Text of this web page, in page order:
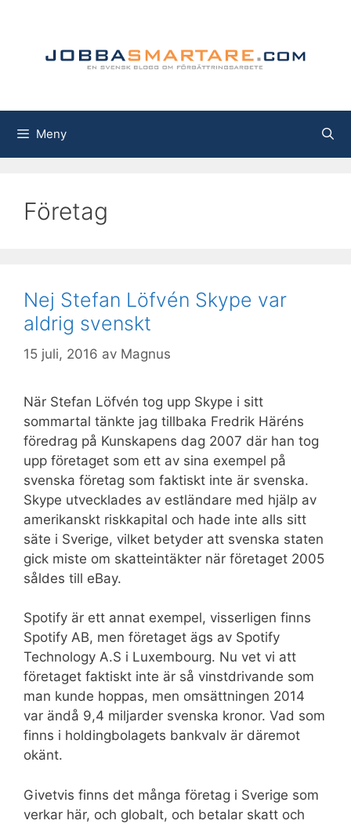
Meny
Företag
Nej Stefan Löfvén Skype var
aldrig svenskt
15 juli, 2016 av Magnus
När Stefan Löfvén tog upp Skype i sitt
sommartal tänkte jag tillbaka Fredrik Häréns
föredrag på Kunskapens dag 2007 där han tog
upp företaget som ett av sina exempel på
svenska företag som faktiskt inte är svenska.
Skype utvecklades av estländare med hjälp av
amerikanskt riskkapital och hade inte alls sitt
säte i Sverige, vilket betyder att svenska staten
gick miste om skatteintäkter när företaget 2005
såldes till eBay.
Spotify är ett annat exempel, visserligen finns
Spotify AB, men företaget ägs av Spotify
Technology A.S i Luxembourg. Nu vet vi att
företaget faktiskt inte är så vinstdrivande som
man kunde hoppas, men omsättningen 2014
var ändå 9,4 miljarder svenska kronor. Vad som
finns i holdingbolagets bankvalv är däremot
okänt.
Givetvis finns det många företag i Sverige som
verkar här, och globalt, och betalar skatt och